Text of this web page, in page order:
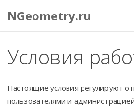
NGeometry.ru
Условия
Настоящие условия регулируют
пользователями и